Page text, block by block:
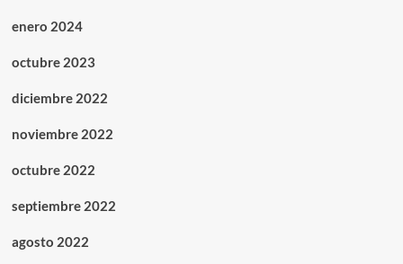
enero 2024
octubre 2023
diciembre 2022
noviembre 2022
octubre 2022
septiembre 2022
agosto 2022